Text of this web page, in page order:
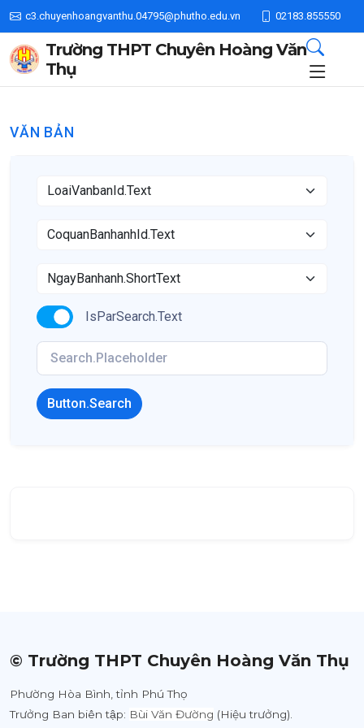
c3.chuyenhoangvanthu.04795@phutho.edu.vn 02183.855550
Trường THPT Chuyên Hoàng Văn
Thụ
VĂN BẢN
IsParSearch.Text
Button.Search
© Trường THPT Chuyên Hoàng Văn Thụ
Phường Hòa Bình, tỉnh Phú Thọ
Trưởng Ban biên tập: Bùi Văn Đường (Hiệu trưởng).